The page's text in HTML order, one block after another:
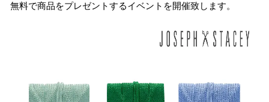
無料で商品をプレゼントするイベントを開催致します。